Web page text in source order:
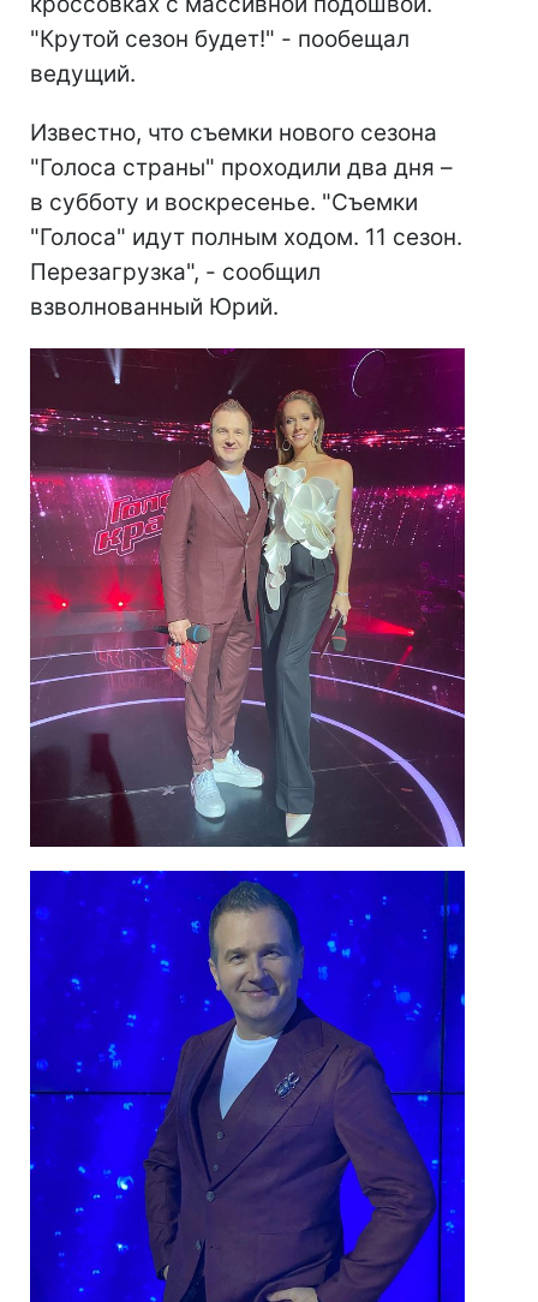
"Крутой сезон будет!" - пообещал
ведущий.
Известно, что съемки нового сезона
"Голоса страны" проходили два дня –
в субботу и воскресенье. "Съемки
"Голоса" идут полным ходом. 11 сезон.
Перезагрузка", - сообщил
взволнованный Юрий.